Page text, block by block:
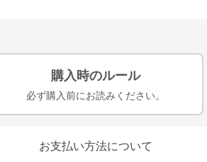
購入時のルール
必ず購入前にお読みください。
お支払い方法について